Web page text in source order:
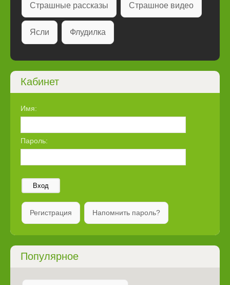
Страшные рассказы Страшное видео
Ясли Флудилка
Кабинет
Имя:
Пароль:
Вход
Регистрация Напомнить пароль?
Популярное